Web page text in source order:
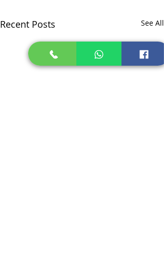
Recent Posts See All